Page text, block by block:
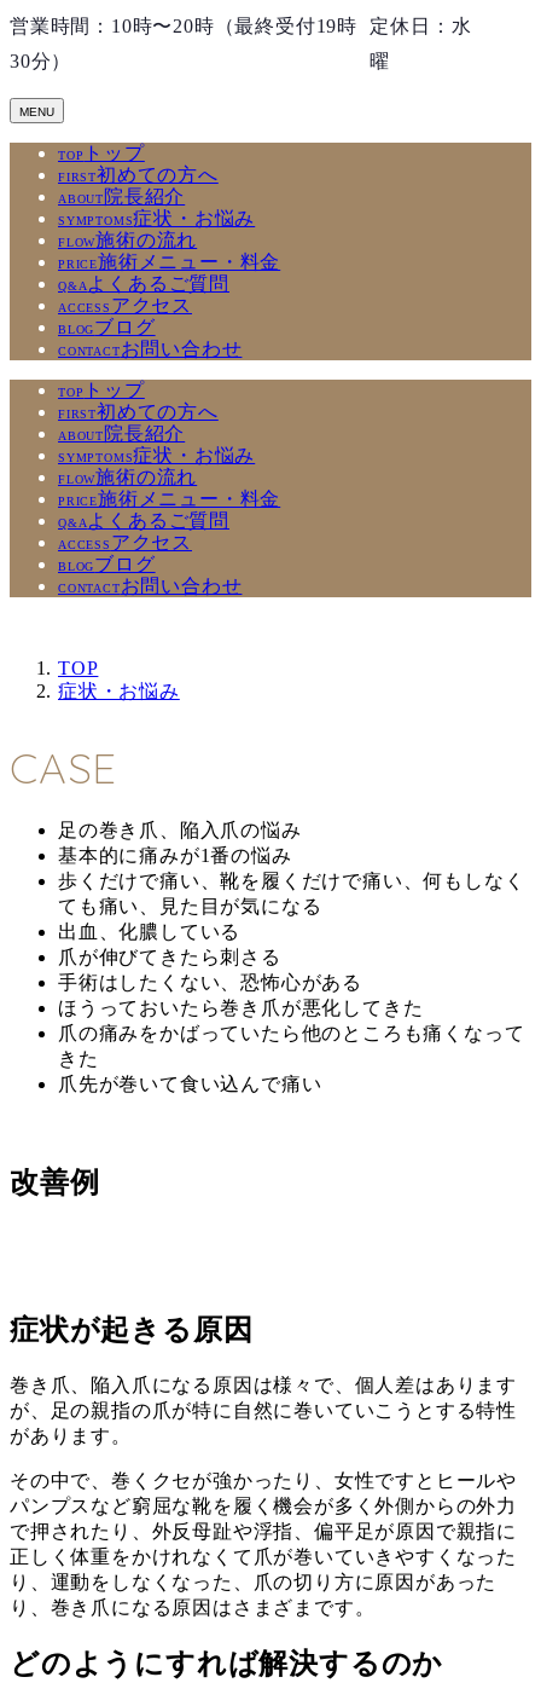
営業時間：10時〜20時（最終受付19時
30分）
定休日：水
曜
TOP トップ
FIRST初めての方へ
ABOUT 院長紹介
SYMPTOMS症状・お悩み
FLOW施術の流れ
PRICE施術メニュー・料金
Q&A よくあるご質問
ACCESS アクセス
BLOGブログ
CONTACTお問い合わせ
TOP トップ
FIRST初めての方へ
ABOUT 院長紹介
SYMPTOMS症状・お悩み
FLOW施術の流れ
PRICE施術メニュー・料金
Q&A よくあるご質問
ACCESS アクセス
BLOGブログ
CONTACTお問い合わせ
TOP
症状・お悩み
CASE
足の巻き爪、陥入爪の悩み
基本的に痛みが1番の悩み
歩くだけで痛い、靴を履くだけで痛い、何もしなく
ても痛い、見た目が気になる
出血、化膿している
爪が伸びてきたら刺さる
手術はしたくない、恐怖心がある
ほうっておいたら巻き爪が悪化してきた
爪の痛みをかばっていたら他のところも痛くなって
きた
爪先が巻いて食い込んで痛い
改善例
症状が起きる原因
巻き爪、陥入爪になる原因は様々で、個人差はあります
が、足の親指の爪が特に自然に巻いていこうとする特性
があります。
その中で、巻くクセが強かったり、女性ですとヒールや
パンプスなど窮屈な靴を履く機会が多く外側からの外力
で押されたり、外反母趾や浮指、偏平足が原因で親指に
正しく体重をかけれなくて爪が巻いていきやすくなった
り、運動をしなくなった、爪の切り方に原因があった
り、巻き爪になる原因はさまざまです。
どのようにすれば解決するのか